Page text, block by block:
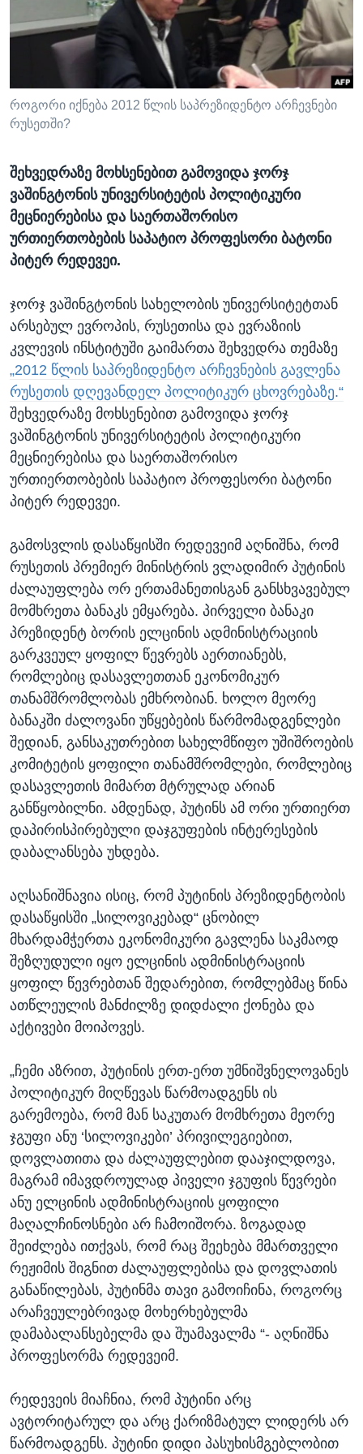
ᲡᲢᲣᲓᲘᲐ ᲕᲐᲨᲘᲜᲒᲢᲝᲜᲘ
ᲔᲙᲝᲜᲝᲛᲘᲙᲐ
ᲯᲐᲜᲛᲠᲗᲔᲚᲝᲑᲐ
ᲘᲜᲢᲔᲠᲕᲘᲣ
ᲙᲣᲚᲢᲣᲠᲐ
ᲓᲔᲖᲘᲜᲤᲝᲠᲛᲐᲪᲘᲐ
Learning English
როგორი იქნება 2012 წლის საპრეზიდენტო არჩევნები
რუსეთში?
შეხვედრაზე მოხსენებით გამოვიდა ჯორჯ
ვაშინგტონის უნივერსიტეტის პოლიტიკური
მეცნიერებისა და საერთაშორისო
ურთიერთობების საპატიო პროფესორი ბატონი
პიტერ რედევეი.
ჯორჯ ვაშინგტონის სახელობის უნივერსიტეტთან
არსებულ ევროპის, რუსეთისა და ევრაზიის
კვლევის ინსტიტუში გაიმართა შეხვედრა თემაზე
„2012 წლის საპრეზიდენტო არჩევნების გავლენა
რუსეთის დღევანდელ პოლიტიკურ ცხოვრებაზე.“
შეხვედრაზე მოხსენებით გამოვიდა ჯორჯ
ვაშინგტონის უნივერსიტეტის პოლიტიკური
მეცნიერებისა და საერთაშორისო
ურთიერთობების საპატიო პროფესორი ბატონი
პიტერ რედევეი.
გამოსვლის დასაწყისში რედევეიმ აღნიშნა, რომ
რუსეთის პრემიერ მინისტრის ვლადიმირ პუტინის
ძალაუფლება ორ ერთამანეთისგან განსხვავებულ
მომხრეთა ბანაკს ემყარება. პირველი ბანაკი
პრეზიდენტ ბორის ელცინის ადმინისტრაციის
გარკვეულ ყოფილ წევრებს აერთიანებს,
რომლებიც დასავლეთთან ეკონომიკურ
თანამშრომლობას ემხრობიან. ხოლო მეორე
ბანაკში ძალოვანი უწყებების წარმომადგენლები
შედიან, განსაკუთრებით სახელმწიფო უშიშროების
კომიტეტის ყოფილი თანამშრომლები, რომლებიც
დასავლეთის მიმართ მტრულად არიან
განწყობილნი. ამდენად, პუტინს ამ ორი ურთიერთ
დაპირისპირებული დაჯგუფების ინტერესების
დაბალანსება უხდება.
აღსანიშნავია ისიც, რომ პუტინის პრეზიდენტობის
დასაწყისში „სილოვიკებად“ ცნობილ
მხარდამჭერთა ეკონომიკური გავლენა საკმაოდ
შეზღუდული იყო ელცინის ადმინისტრაციის
ყოფილ წევრებთან შედარებით, რომლებმაც წინა
ათწლეულის მანძილზე დიდძალი ქონება და
აქტივები მოიპოვეს.
„ჩემი აზრით, პუტინის ერთ-ერთ უმნიშვნელოვანეს
პოლიტიკურ მიღწევას წარმოადგენს ის
გარემოება, რომ მან საკუთარ მომხრეთა მეორე
ჯგუფი ანუ ‘სილოვიკები’ პრივილეგიებით,
დოვლათითა და ძალაუფლებით დააჯილდოვა,
მაგრამ იმავდროულად პიველი ჯგუფის წევრები
ანუ ელცინის ადმინისტრაციის ყოფილი
მაღალჩინოსნები არ ჩამოიშორა. ზოგადად
შეიძლება ითქვას, რომ რაც შეეხება მმართველი
რეჟიმის შიგნით ძალაუფლებისა და დოვლათის
განაწილებას, პუტინმა თავი გამოიჩინა, როგორც
არაჩვეულებრივად მოხერხებულმა
დამაბალანსებელმა და შუამავალმა “- აღნიშნა
პროფესორმა რედევეიმ.
რედევეის მიაჩნია, რომ პუტინი არც
ავტორიტარულ და არც ქარიზმატულ ლიდერს არ
წარმოადგენს. პუტინი დიდი პასუხისმგებლობით